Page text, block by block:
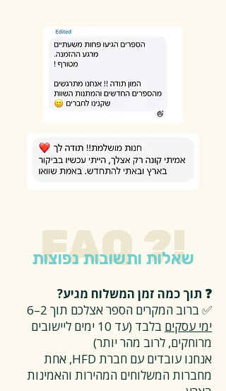
FAQ ?!
שאלות ותשובות נפוצות
❓ תוך כמה זמן המשלוח מגיע?
✅ ברוב המקרים הספר אצלכם תוך 2–6
ימי עסקים
בלבד (עד 10 ימים ליישובים
מרוחקים, לרוב מהר יותר)
אנחנו עובדים עם חברת HFD, אחת
מחברות המשלוחים המהירות והאמינות